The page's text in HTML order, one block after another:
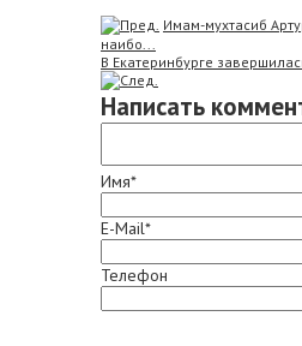
Имам-мухтасиб
наибо...
В Екатеринбурге
Написать
Имя*
E-Mail*
Телефон